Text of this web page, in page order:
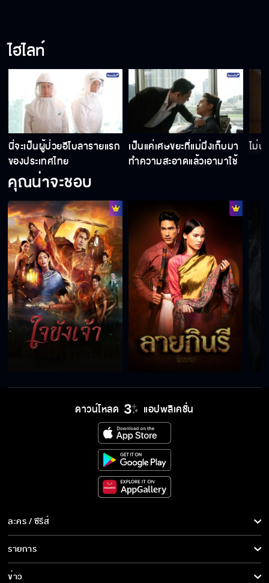
รับลูกของหมอครองขวัญเข้ามา ตั้งใจจะเล่นงาน
ฉันใช่มั้ย
ทำไมถึงรักกูไม่ได้ ทำไม
ถ้าต้องทะเลาะกัน สู้ไม่เริ่มเลยดีกว่า
ช่วยให้เกียรติผมด้วย
สัญญานะไม่ว่าจะเกิดอะไรขึ้น หมอต้องปลอดภัย
ต้องปกป้องทุกคนบนโลกด้วยการบอกว่าเป็น
แฟนงั้นเหรอ
เดี๋ยววันเกิดหมอจะซื้อนาฬิกาให้ จะได้มีเวลา
เป็นคุณเจน
ไฮไลท์
นี่จะเป็นผู้ป่วยอีโบลารายแรก
ของประเทศไทย
เป็นแค่เศษขยะที่แม่มึงเก็บมา
ทำความสะอาดแล้วเอามาใช้
ไม่ป
คุณน่าจะชอบ
ดาวน์โหลด แอปพลิเคชั่น
ละคร / ซีรีส์
ละคร/ซีรีส์
ซีรีส์นานาชาติ
รายการ
รายการทั้งหมด
ข่าว